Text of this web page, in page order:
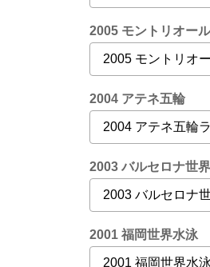
2005 モントリオー
2004 アテネ五輪
2003 バルセロナ世
2001 福岡世界水泳